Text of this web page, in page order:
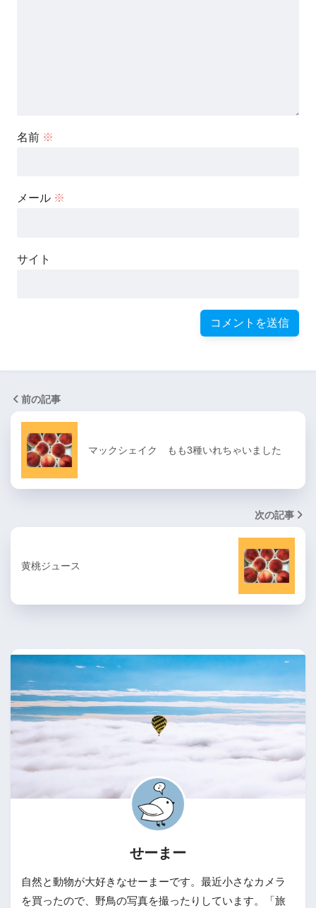
名前 ※
メール ※
サイト
前の記事
マックシェイク もも3種いれちゃいました
次の記事
黄桃ジュース
せーまー
自然と動物が大好きなせーまーです。最近小さなカメラ
を買ったので、野鳥の写真を撮ったりしています。「旅